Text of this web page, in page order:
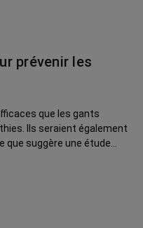
prévenir les
que les gants
Ils seraient également
que suggère une étude